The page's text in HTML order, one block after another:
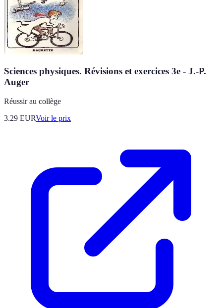
Sciences physiques. Révisions et exercices 3e - J.-P.
Auger
Réussir au collège
3.29 EURVoir le prix